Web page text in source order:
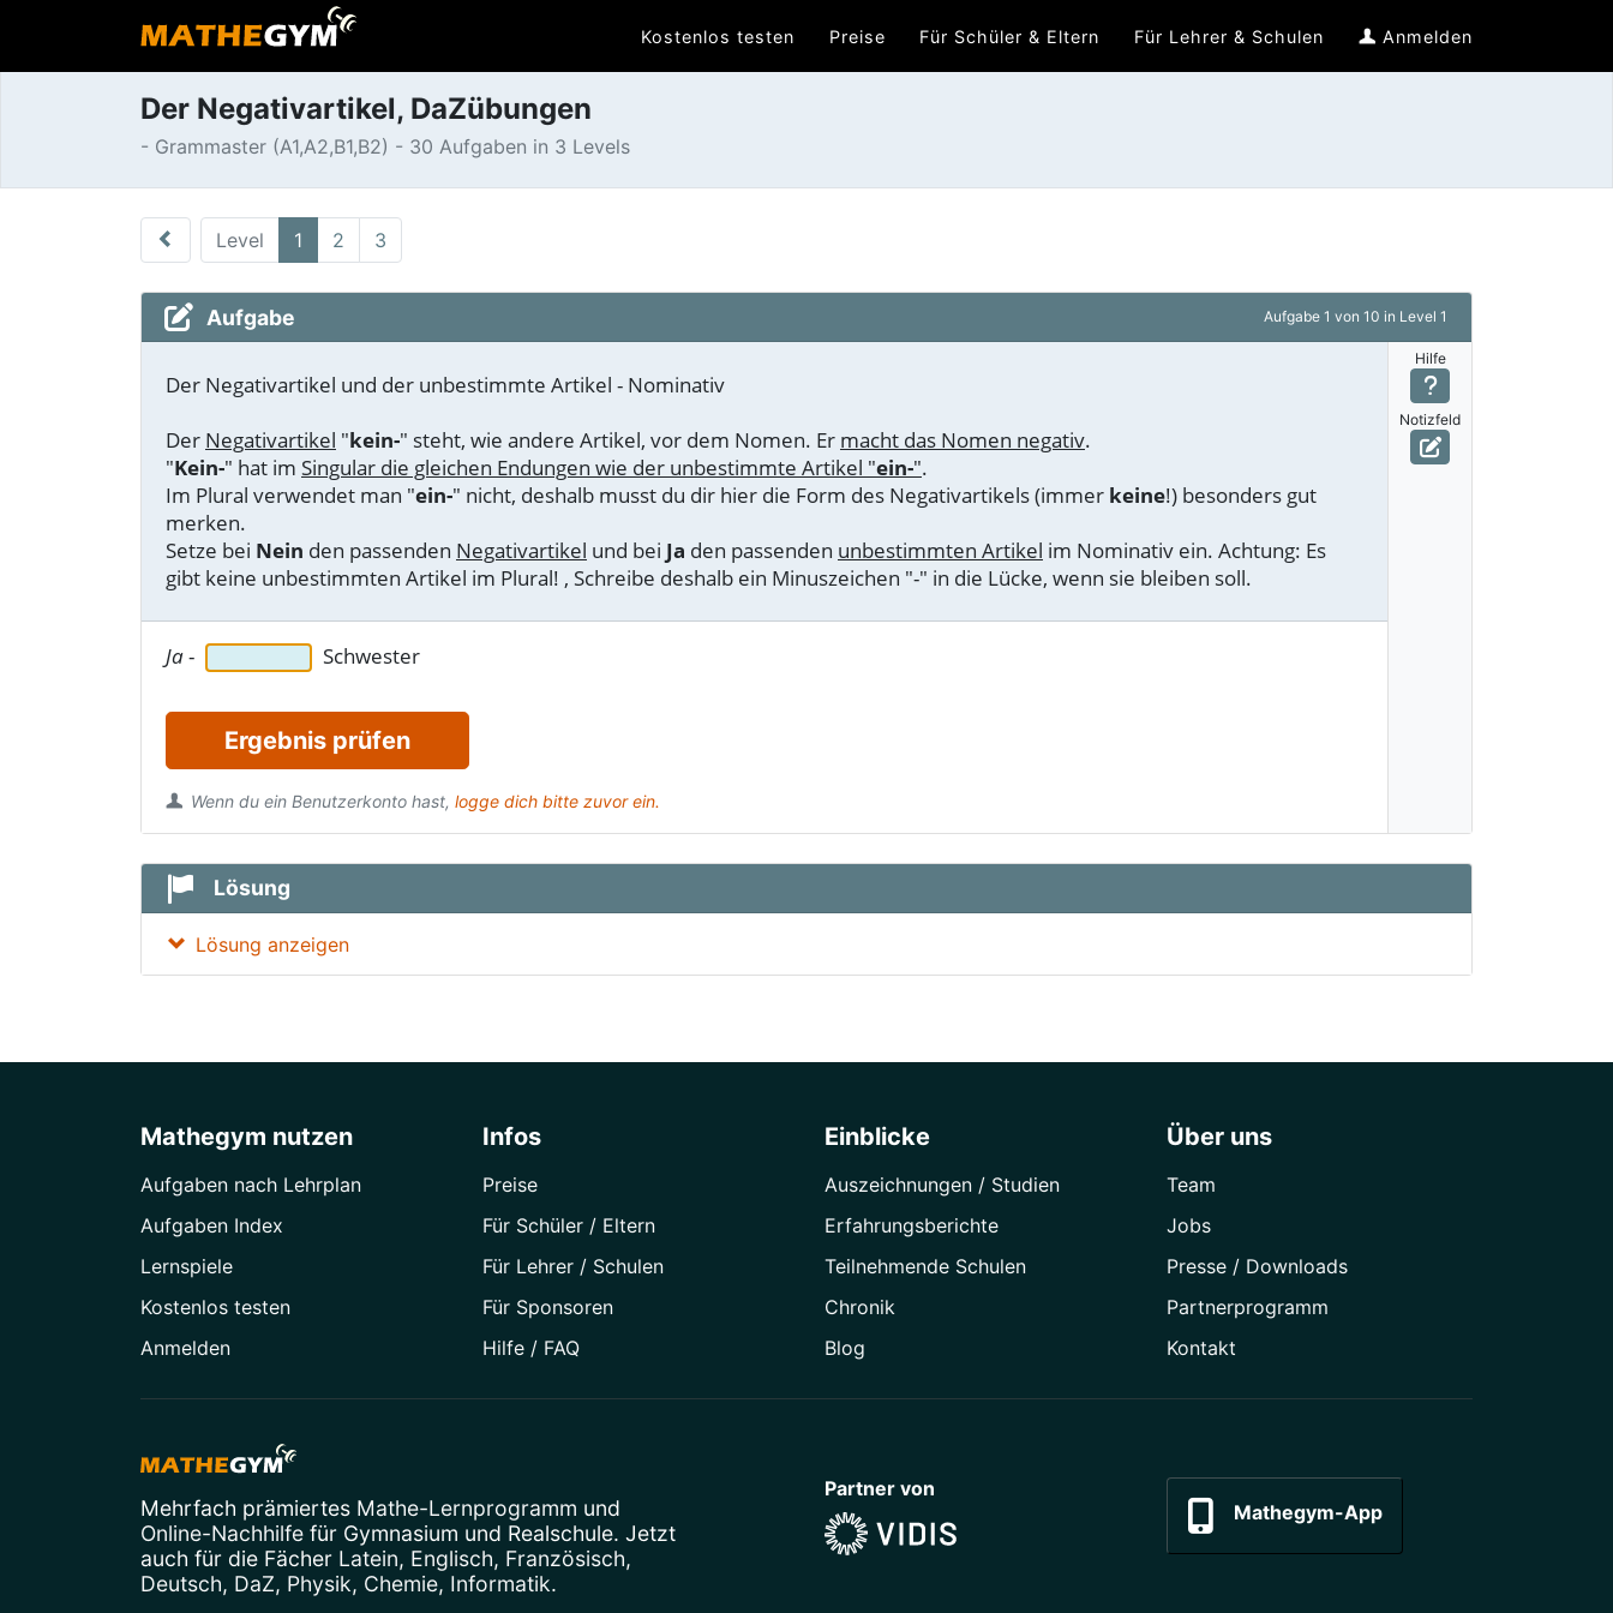
Kostenlos testen Preise Für Schüler & Eltern Für Lehrer & Schulen Anmelden
Der Negativartikel, DaZübungen
- Grammaster (A1,A2,B1,B2) - 30 Aufgaben in 3 Levels
Level 1 2 3
Aufgabe Aufgabe 1 von 10 in Level 1
Der Negativartikel und der unbestimmte Artikel - Nominativ
Der Negativartikel "kein-" steht, wie andere Artikel, vor dem Nomen. Er macht das Nomen negativ.
"Kein-" hat im Singular die gleichen Endungen wie der unbestimmte Artikel "ein-".
Im Plural verwendet man "ein-" nicht, deshalb musst du dir hier die Form des Negativartikels (immer keine!) besonders gut
merken.
Setze bei Nein den passenden Negativartikel und bei Ja den passenden unbestimmten Artikel im Nominativ ein. Achtung: Es
gibt keine unbestimmten Artikel im Plural! , Schreibe deshalb ein Minuszeichen "-" in die Lücke, wenn sie bleiben soll.
Ja- Schwester
Ergebnis prüfen
Wenn du ein Benutzerkonto hast, logge dich bitte zuvor ein.
Hilfe
Notizfeld
Lösung
Lösung anzeigen
Mathegym nutzen
Aufgaben nach Lehrplan
Aufgaben Index
Lernspiele
Kostenlos testen
Anmelden
Infos
Preise
Für Schüler / Eltern
Für Lehrer / Schulen
Für Sponsoren
Hilfe / FAQ
Einblicke
Auszeichnungen / Studien
Erfahrungsberichte
Teilnehmende Schulen
Chronik
Blog
Über uns
Team
Jobs
Presse / Downloads
Partner­programm
Kontakt
Mehrfach prämiertes Mathe-Lernprogramm und
Online-Nachhilfe für Gymnasium und Realschule. Jetzt
auch für die Fächer Latein, Englisch, Französisch,
Deutsch, DaZ, Physik, Chemie, Informatik.
Partner von
Mathegym-App